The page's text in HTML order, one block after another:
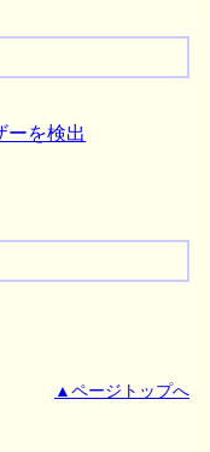
ーを検出
▲ページトップへ